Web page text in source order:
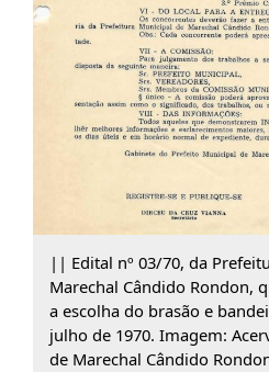
|| Edital nº 03/70, da
Marechal Cândido Rondon,
a escolha do brasão e
julho de 1970. Imagem:
de Marechal Cândido